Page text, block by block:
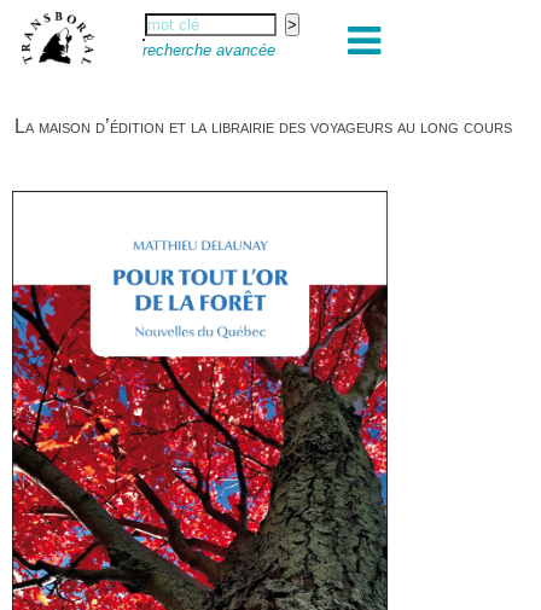
recherche avancée
La maison d’édition et la librairie des voyageurs au long cours